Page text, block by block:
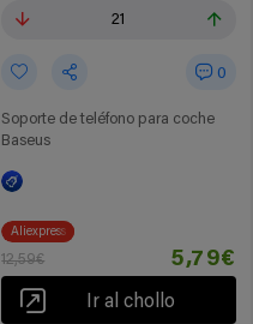
21
0
Soporte de teléfono para coche
Baseus
Aliexpress
12,59€ 5,79€
Ir al chollo